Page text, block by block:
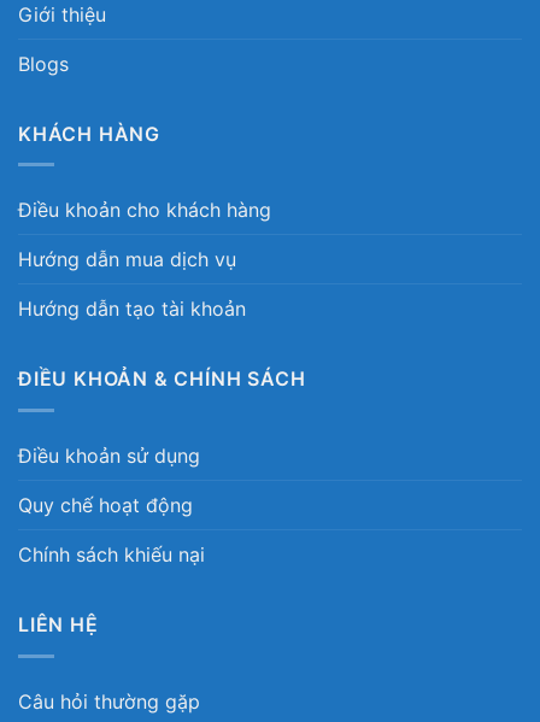
Giới thiệu
Blogs
KHÁCH HÀNG
Điều khoản cho khách hàng
Hướng dẫn mua dịch vụ
Hướng dẫn tạo tài khoản
ĐIỀU KHOẢN & CHÍNH SÁCH
Điều khoản sử dụng
Quy chế hoạt động
Chính sách khiếu nại
LIÊN HỆ
Câu hỏi thường gặp